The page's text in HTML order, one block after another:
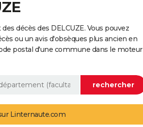
décès des DELCUZE. Vous pouvez
ou un avis d'obsèques plus ancien en
postal d'une commune dans le moteur
Linternaute.com